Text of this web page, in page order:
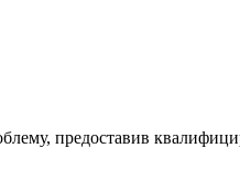
предоставив